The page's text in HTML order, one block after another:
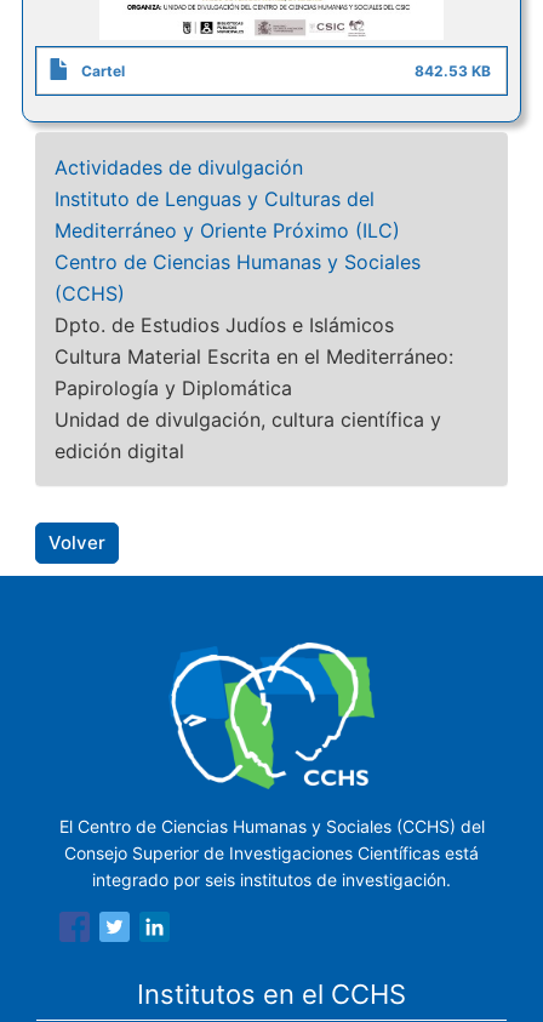
Cartel 842.53 KB
Actividades de divulgación
Instituto de Lenguas y Culturas del
Mediterráneo y Oriente Próximo (ILC)
Centro de Ciencias Humanas y Sociales
(CCHS)
Dpto. de Estudios Judíos e Islámicos
Cultura Material Escrita en el Mediterráneo:
Papirología y Diplomática
Unidad de divulgación, cultura científica y
edición digital
Volver
El Centro de Ciencias Humanas y Sociales (CCHS) del
Consejo Superior de Investigaciones Científicas está
integrado por seis institutos de investigación.
Institutos en el CCHS